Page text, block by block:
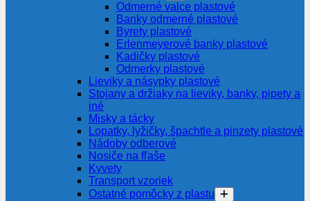
Odmerné valce plastové
Banky odmerné plastové
Byrety plastové
Erlenmeyerové banky plastové
Kadičky plastové
Odmerky plastové
Lieviky a násypky plastové
Stojany a držiaky na lieviky, banky, pipety a
iné
Misky a tácky
Lopatky, lyžičky, špachtle a pinzety plastové
Nádoby odberové
Nosiče na fľaše
Kyvety
Transport vzoriek
Ostatné pomôcky z plastu